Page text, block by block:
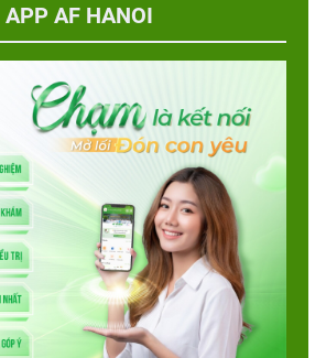
APP AF HANOI